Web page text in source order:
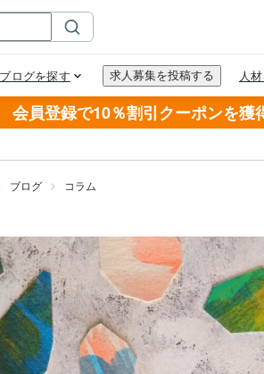
会員登録で10％割引クーポンを獲
ブログ コラム